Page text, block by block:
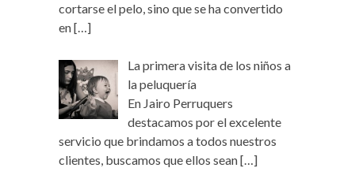
cortarse el pelo, sino que se ha convertido
en[…]
La primera visita de los niños a
la peluquería
En Jairo Perruquers
destacamos por el excelente
servicio que brindamos a todos nuestros
clientes, buscamos que ellos sean[…]